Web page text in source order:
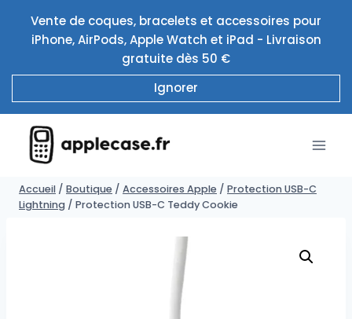
contenu
Vente de coques, bracelets et accessoires pour
iPhone, AirPods, Apple Watch et iPad - Livraison
gratuite dès 50 €
Ignorer
Accueil / Boutique / Accessoires Apple / Protection USB-C
Lightning / Protection USB-C Teddy Cookie